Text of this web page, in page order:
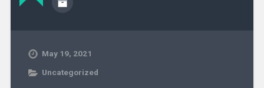
May 19, 2021
Uncategorized